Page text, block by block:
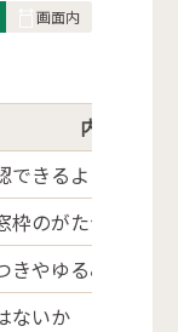
内容
できるようにラジ
枠のがたつきはな
きやゆるみはない
ないか